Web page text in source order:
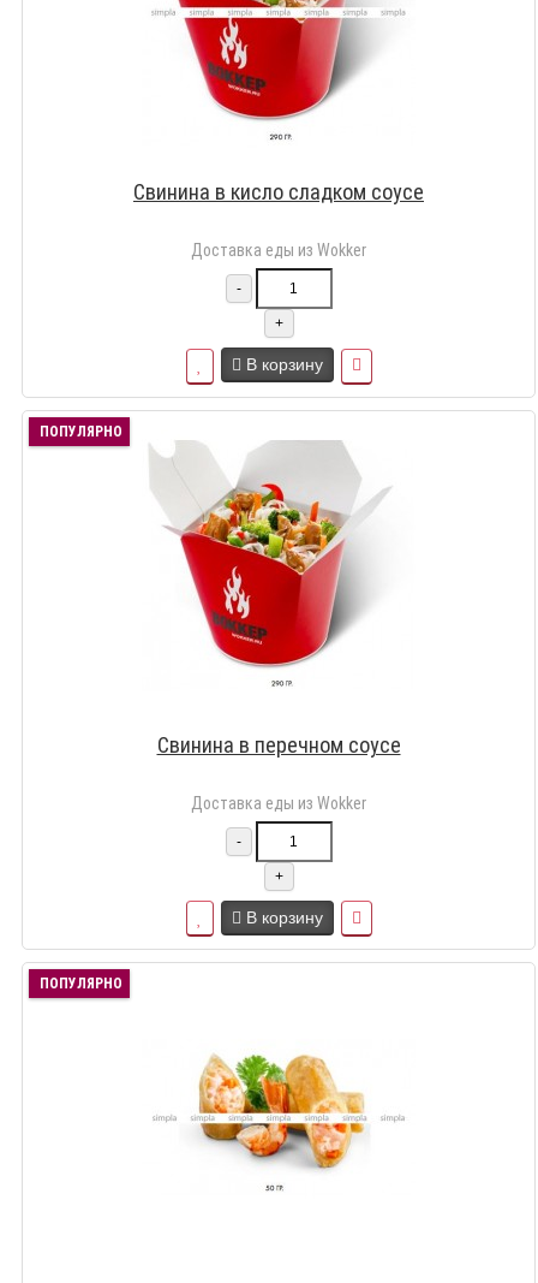
Свинина в кисло сладком соусе
Доставка еды из Wokker
-
+
В корзину
ПОПУЛЯРНО
Свинина в перечном соусе
Доставка еды из Wokker
-
+
В корзину
ПОПУЛЯРНО